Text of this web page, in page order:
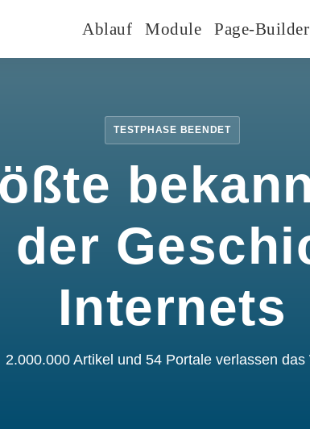
Ablauf Module Page-Builder
TESTPHASE BEENDET
der
Internets
2.000.000 Artikel und 54 Portale verlassen das